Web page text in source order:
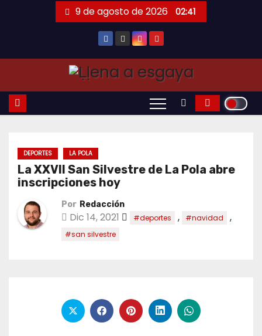
9 de agosto de 2026 02:41
DEPORTES LA POLA
La XXVII San Silvestre de La Pola abre
inscripciones hoy
Por Redacción
Dic 14, 2021 #deportes , #navidad ,
#san silvestre